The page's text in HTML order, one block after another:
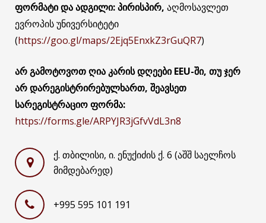
ფორმატი და ადგილი: პირისპირ, აღმოსავლეთ
ევროპის უნივერსიტეტი
(https://goo.gl/maps/2Ejq5EnxkZ3rGuQR7)
არ გამოტოვოთ ღია კარის დღეები EEU-ში, თუ ჯერ
არ დარეგისტრირებულხართ, შეავსეთ
სარეგისტრაციო ფორმა:
https://forms.gle/ARPYJR3jGfvVdL3n8
ქ. თბილისი, ი. ენუქიძის ქ. 6 (აშშ საელჩოს
მიმდებარედ)
+995 595 101 191